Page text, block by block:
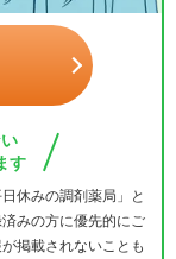
す
休みの調剤薬局」と
みの方に優先的にご
掲載されないことも